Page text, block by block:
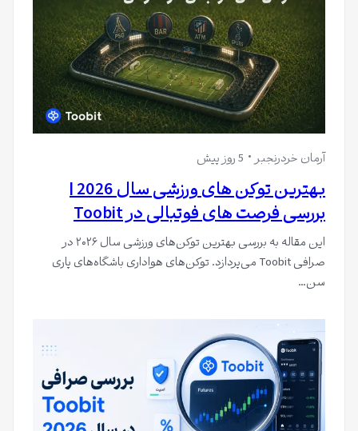
آرمان خردرنجبر 5 روز پیش
بهترین توکن های ورزشی سال 2026 |
بررسی فرصت های فوتبالی در Toobit
این مقاله به بررسی بهترین توکن‌های ورزشی سال ۲۰۲۶ در
صرافی Toobit می‌پردازد. توکن‌های هواداری باشگاه‌های پاری
سن…